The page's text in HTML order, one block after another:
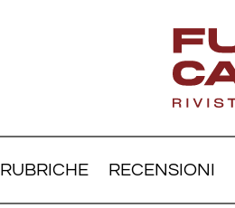
RUBRICHE RECENSIONI